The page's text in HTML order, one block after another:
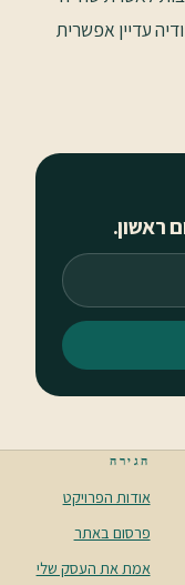
עדיין אפשרית
ראשון.
הגירה
אודות הפרויקט
פרסום באתר
אמת את העסק שלי